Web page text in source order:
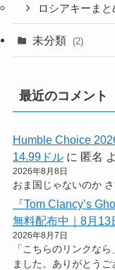
ロシアキーまと
未分類 (2)
最近のコメント
Humble Choice
14.99ドルに 匿名
2026年8月8日
おま国じゃないのか
『Tom Clancy’s
無料配布中｜8月13
2026年8月7日
「こちらのリンクな
ました。ありがとうご